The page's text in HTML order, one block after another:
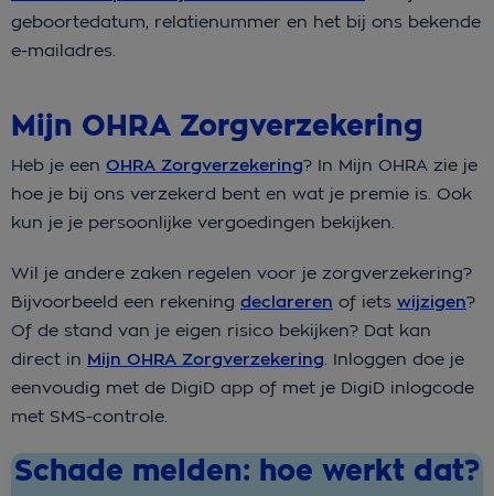
geboortedatum, relatienummer en het bij ons bekende
e-mailadres.
Mijn OHRA Zorgverzekering
Heb je een OHRA Zorgverzekering? In Mijn OHRA zie je
hoe je bij ons verzekerd bent en wat je premie is. Ook
kun je je persoonlijke vergoedingen bekijken.
Wil je andere zaken regelen voor je zorgverzekering?
Bijvoorbeeld een rekening declareren of iets wijzigen?
Of de stand van je eigen risico bekijken? Dat kan
direct in Mijn OHRA Zorgverzekering . Inloggen doe je
eenvoudig met de DigiD app of met je DigiD inlogcode
met SMS-controle.
Schade melden: hoe werkt dat?